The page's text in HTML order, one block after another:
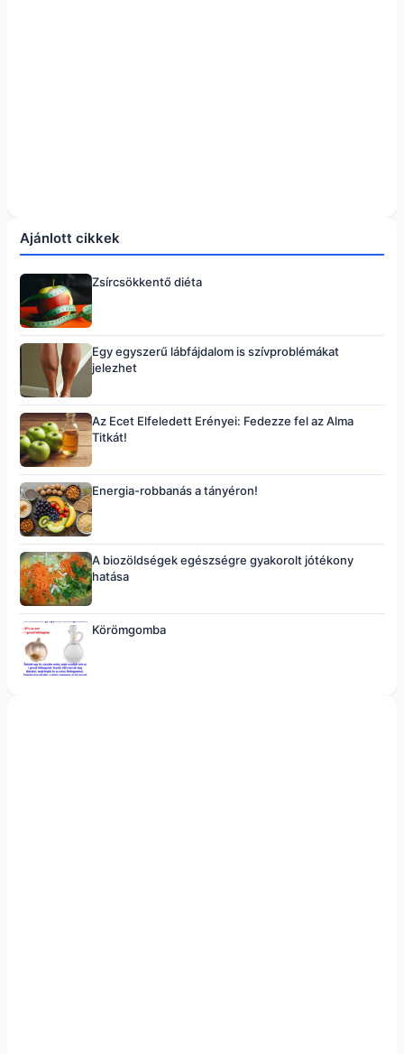
Ajánlott cikkek
Zsírcsökkentő diéta
Egy egyszerű lábfájdalom is szívproblémákat
jelezhet
Az Ecet Elfeledett Erényei: Fedezze fel az Alma
Titkát!
Energia-robbanás a tányéron!
A biozöldségek egészségre gyakorolt jótékony
hatása
Körömgomba